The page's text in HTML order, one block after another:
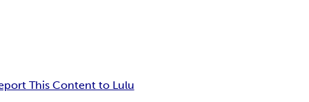
This Content to Lulu